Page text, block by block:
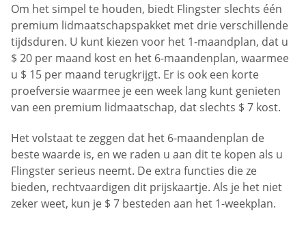
Om het simpel te houden, biedt Flingster slechts één
premium lidmaatschapspakket met drie verschillende
tijdsduren. U kunt kiezen voor het 1-maandplan, dat u
$ 20 per maand kost en het 6-maandenplan, waarmee
u $ 15 per maand terugkrijgt. Er is ook een korte
proefversie waarmee je een week lang kunt genieten
van een premium lidmaatschap, dat slechts $ 7 kost.
Het volstaat te zeggen dat het 6-maandenplan de
beste waarde is, en we raden u aan dit te kopen als u
Flingster serieus neemt. De extra functies die ze
bieden, rechtvaardigen dit prijskaartje. Als je het niet
zeker weet, kun je $ 7 besteden aan het 1-weekplan.